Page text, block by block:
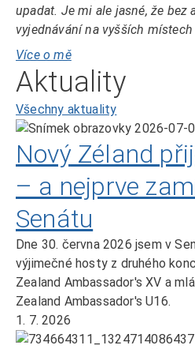
upadat. Je mi ale jasné, že bez
vyjednávání na vyšších místech
Více o mě
Aktuality
Všechny aktuality
Nový Zéland
– a nejprve
Senátu
Dne 30. června 2026 jsem v
výjimečné hosty z druhého
Zealand Ambassador's XV a
Zealand Ambassador's U16.
1. 7. 2026